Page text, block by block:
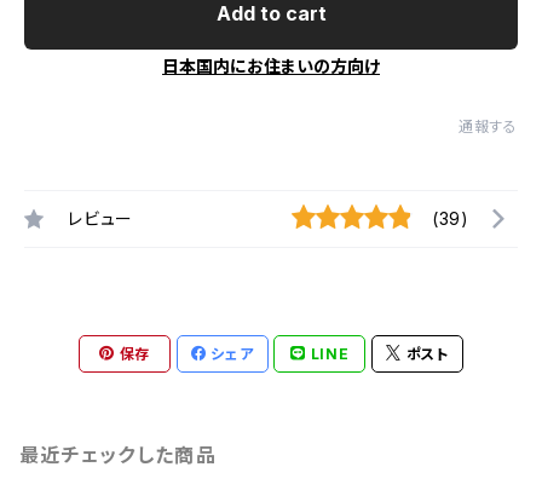
Add to cart
日本国内にお住まいの方向け
通報する
レビュー (39)
保存 シェア LINE ポスト
最近チェックした商品